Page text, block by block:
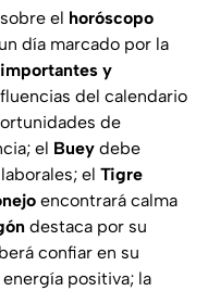
el horóscopo
día marcado por la
y
del calendario
de
el Buey debe
el Tigre
encontrará calma
destaca por su
confiar en su
energía positiva; la